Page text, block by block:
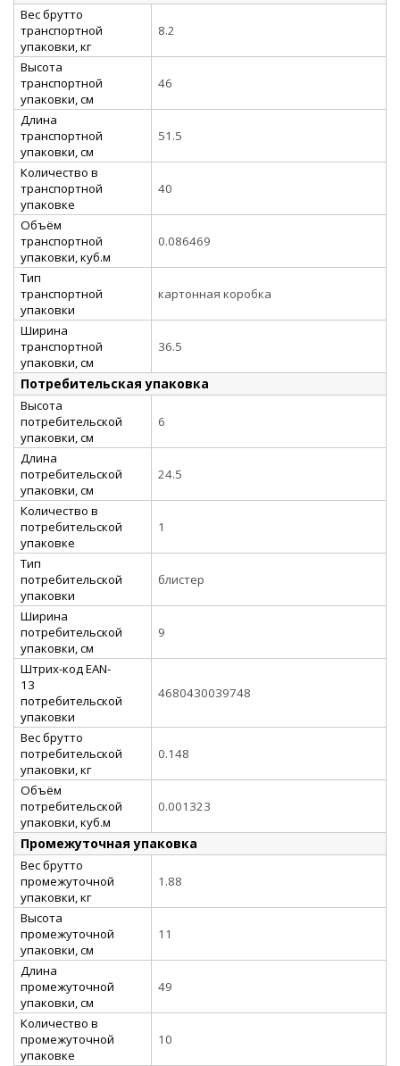
Вес брутто
транспортной
упаковки, кг
8.2
Высота
транспортной
упаковки, см
46
Длина
транспортной
упаковки, см
51.5
Количество в
транспортной
упаковке
40
Объём
транспортной
упаковки, куб.м
0.086469
Тип
транспортной
упаковки
картонная коробка
Ширина
транспортной
упаковки, см
36.5
Потребительская упаковка
Высота
потребительской
упаковки, см
6
Длина
потребительской
упаковки, см
24.5
Количество в
потребительской
упаковке
1
Тип
потребительской
упаковки
блистер
Ширина
потребительской
упаковки, см
9
Штрих-код EAN-
13
потребительской
упаковки
4680430039748
Вес брутто
потребительской
упаковки, кг
0.148
Объём
потребительской
упаковки, куб.м
0.001323
Промежуточная упаковка
Вес брутто
промежуточной
упаковки, кг
1.88
Высота
промежуточной
упаковки, см
11
Длина
промежуточной
упаковки, см
49
Количество в
промежуточной
упаковке
10